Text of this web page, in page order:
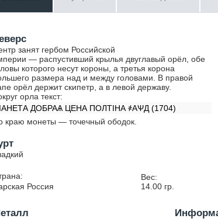
занят гербом Российской
— распустивший крылья двуглавый орёл, обе
которого несут короны, а третья корона
размера над и между головами. В правой
орёл держит скипетр, а в левой державу.
орла текст:
ДОБРАѦ ЦЕНА ПОЛТIНА ҂АѰД (1704)
краю монеты — точечный ободок.
Россия
Вес:
14.00гр.